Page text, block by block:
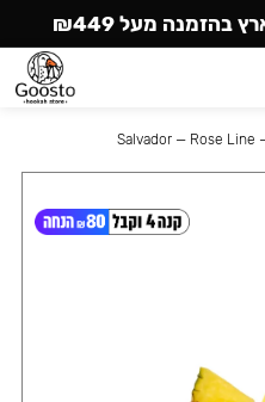
Salvador — Rose Line
בהזמנה מעל ₪449